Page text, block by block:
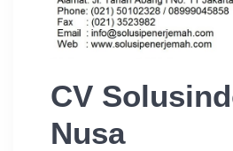
CV
Nusa